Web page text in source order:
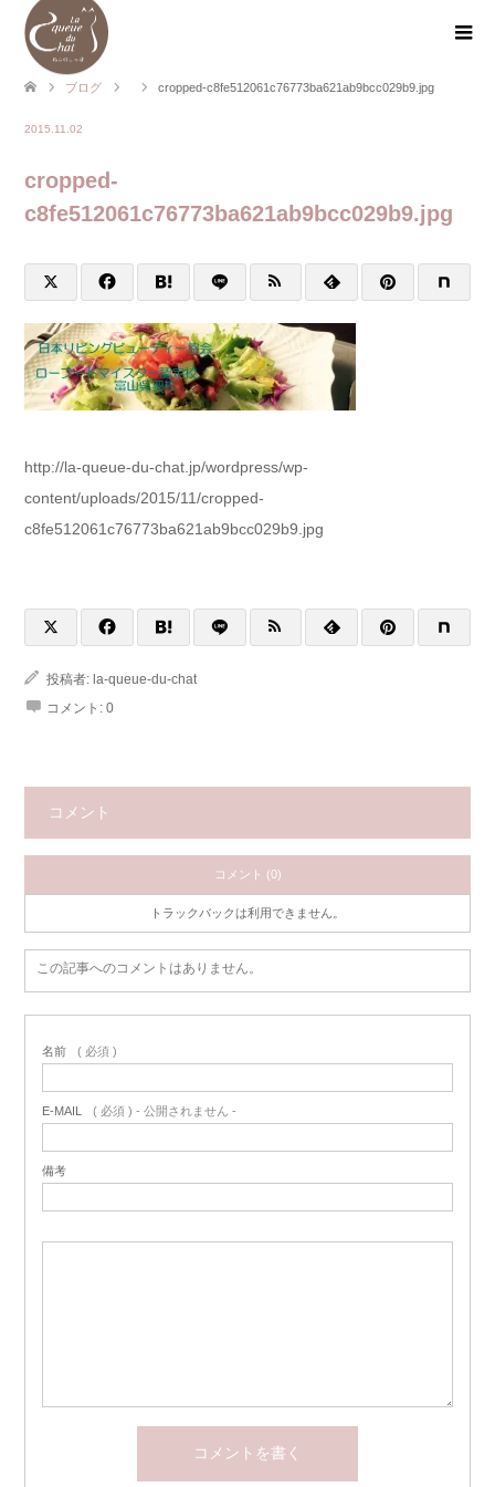
ブログ cropped-c8fe512061c76773ba621ab9bcc029b9.jpg
2015.11.02
cropped-
c8fe512061c76773ba621ab9bcc029b9.jpg
http://la-queue-du-chat.jp/wordpress/wp-
content/uploads/2015/11/cropped-
c8fe512061c76773ba621ab9bcc029b9.jpg
投稿者: la-queue-du-chat
コメント: 0
コメント
コメント (0)
トラックバックは利用できません。
この記事へのコメントはありません。
名前 ( 必須 )
E-MAIL ( 必須 ) - 公開されません -
備考